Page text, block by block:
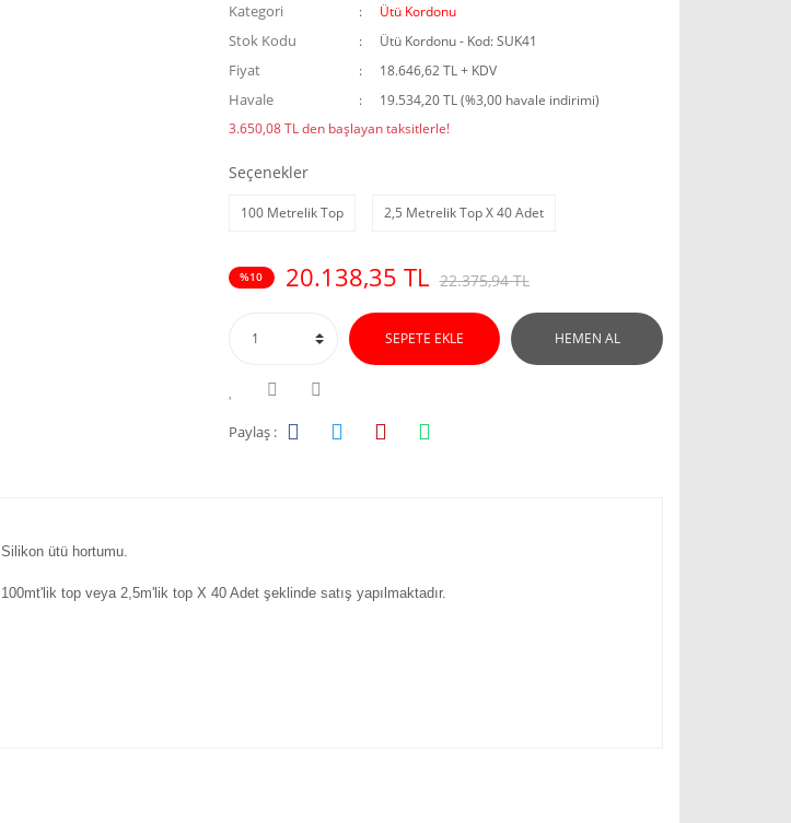
Kategori Ütü Kordonu
Stok Kodu Ütü Kordonu - Kod: SUK41
Fiyat 18.646,62 TL + KDV
Havale
19.534,20 TL (%3,00 havale indirimi)
3.650,08 TL den başlayan taksitlerle!
Seçenekler
100 Metrelik Top 2,5 Metrelik Top X 40 Adet
%10 20.138,35 TL 22.375,94 TL
SEPETE EKLE HEMEN AL
Paylaş :
Silikon ütü hortumu.
100mt'lik top veya 2,5m'lik top X 40 Adet şeklinde satış yapılmaktadır.